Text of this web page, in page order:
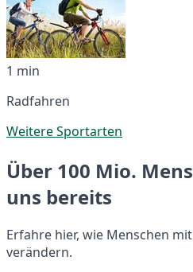
1 min
Radfahren
Weitere Sportarten
Über 100 Mio.
uns bereits
Erfahre hier, wie Menschen
verändern.